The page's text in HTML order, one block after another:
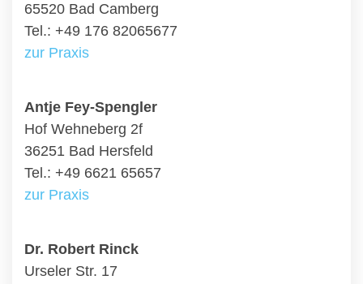
65520 Bad Camberg
Tel.: +49 176 82065677
zur Praxis
Antje Fey-Spengler
Hof Wehneberg 2f
36251 Bad Hersfeld
Tel.: +49 6621 65657
zur Praxis
Dr. Robert Rinck
Urseler Str. 17